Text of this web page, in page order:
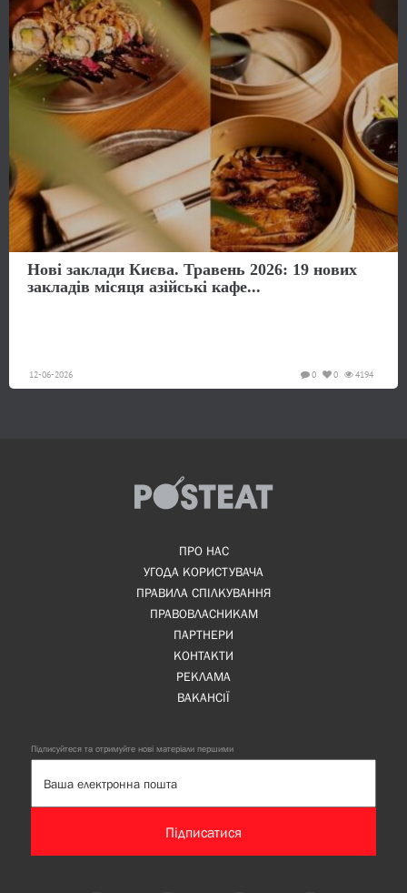
Нові заклади Києва. Травень 2026: 19 нових
закладів місяця азійські кафе...
12-06-2026 4194
0
0
ПРО НАС
УГОДА КОРИСТУВАЧА
ПРАВИЛА СПІЛКУВАННЯ
ПРАВОВЛАСНИКАМ
ПАРТНЕРИ
КОНТАКТИ
РЕКЛАМА
ВАКАНСІЇ
Підписуйтеся та отримуйте нові матеріали першими
Підписатися